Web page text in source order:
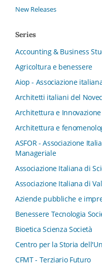
New Releases
Series
Accounting & Business
Agricoltura e benessere
Aiop - Associazione
Architetti italiani del
Architettura e Innovazione
Architettura e
ASFOR - Associazione
Manageriale
Associazione Italiana di
Associazione Italiana di
Aziende pubbliche e
Benessere Tecnologia
Bioetica Scienza Società
Centro per la Storia
CFMT - Terziario Futuro